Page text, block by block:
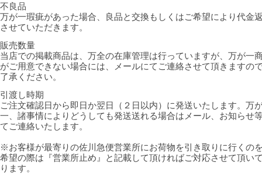
不良品
万が一瑕疵があった場合、良品と交換もしくはご希望により代金
させていただきます。
販売数量
当店での掲載商品は、万全の在庫管理は行っていますが、万が一
がご用意できない場合には、メールにてご連絡させて頂きますの
了承ください。
引渡し時期
ご注文確認日から即日か翌日（２日以内）に発送いたします。万
一、諸事情によりどうしても発送送れる場合はメール、お知らせ
てご連絡いたします。
※お客様が最寄りの佐川急便営業所にお荷物を引き取りに行くの
希望の際は『営業所止め』と記載して頂ければご対応させて頂い
ります。